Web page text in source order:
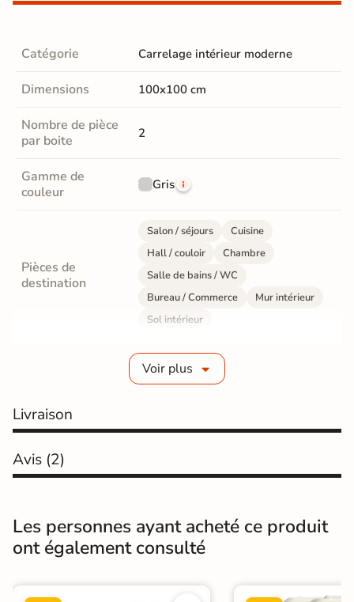
Catégorie Carrelage intérieur moderne
Dimensions 100x100 cm
Nombre de pièce
par boite
2
Gamme de
couleur
Gris
Pièces de
destination
Salon / séjours
Cuisine
Hall / couloir
Chambre
Salle de bains / WC
Bureau / Commerce
Mur intérieur
Sol intérieur
Grès cérame émaillé
Résistance à
Gr4 - Très résistant
Masse colorée Oui
rectifié
Finition Mate
Surface Lisse
Voir plus
Livraison
Avis (2)
Les personnes ayant acheté ce produit
ont également consulté